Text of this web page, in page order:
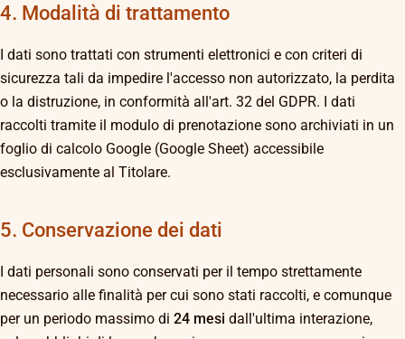
4. Modalità di trattamento
I dati sono trattati con strumenti elettronici e con criteri di
sicurezza tali da impedire l'accesso non autorizzato, la perdita
o la distruzione, in conformità all'art. 32 del GDPR. I dati
raccolti tramite il modulo di prenotazione sono archiviati in un
foglio di calcolo Google (Google Sheet) accessibile
esclusivamente al Titolare.
5. Conservazione dei dati
I dati personali sono conservati per il tempo strettamente
necessario alle finalità per cui sono stati raccolti, e comunque
per un periodo massimo di 24 mesi dall'ultima interazione,